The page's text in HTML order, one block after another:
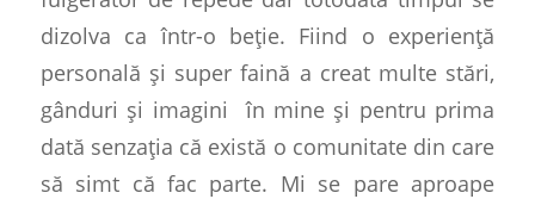
dizolva ca într-o beție. Fiind o experiență
personală și super faină a creat multe stări,
gânduri și imagini
în mine și pentru prima
dată senzația că există o comunitate din care
să simt că fac parte. Mi se pare aproape